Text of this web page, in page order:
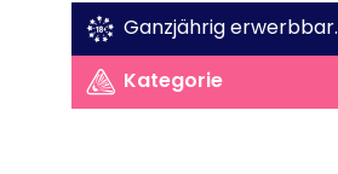
Ganzjährig erwerbbar.
Kategorie